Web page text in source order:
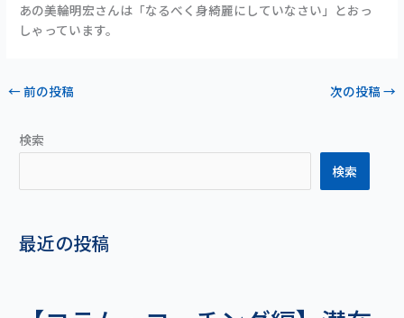
あの美輪明宏さんは「なるべく身綺麗にしていなさい」とおっ
しゃっています。
←前の投稿 次の投稿 →
検索
検索
最近の投稿